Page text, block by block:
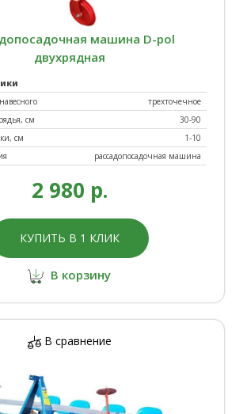
Плуги
машина D-pol
двухрядная
трехточечное
см
30-90
см
1-10
рассадопосадочная машина
2 980 р.
КУПИТЬ В 1 КЛИК
В корзину
В сравнение